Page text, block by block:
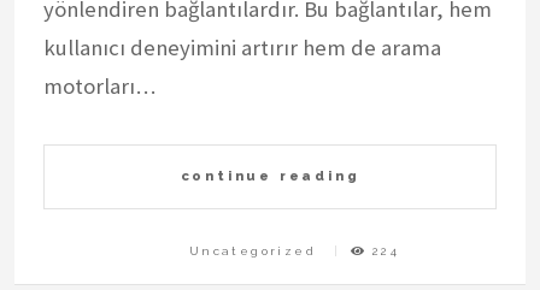
yönlendiren bağlantılardır. Bu bağlantılar, hem
kullanıcı deneyimini artırır hem de arama
motorları…
continue reading
Uncategorized 224